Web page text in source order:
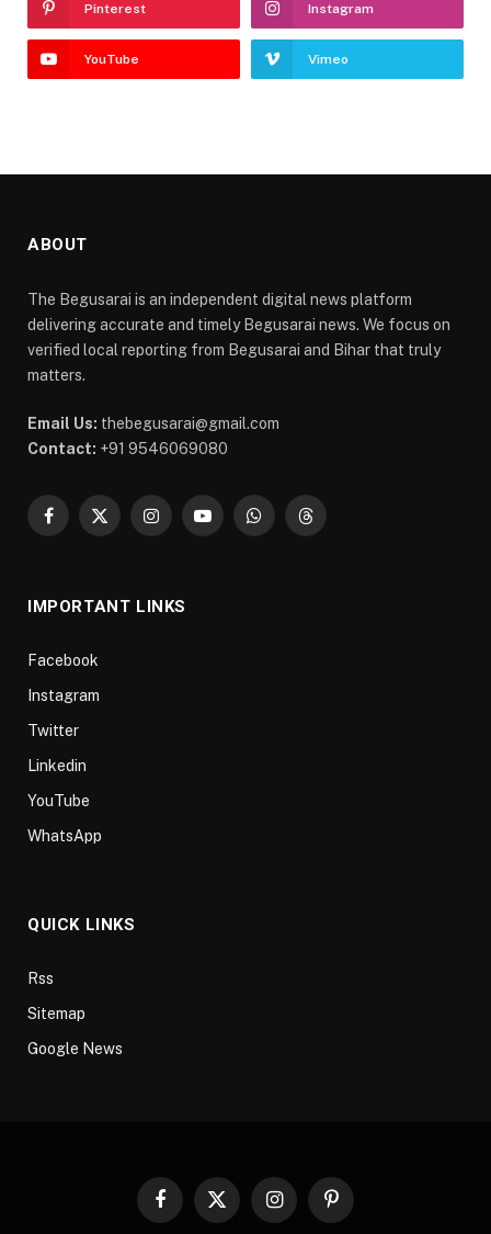
Pinterest Instagram
YouTube Vimeo
ABOUT
The Begusarai is an independent digital news platform
delivering accurate and timely Begusarai news. We focus on
verified local reporting from Begusarai and Bihar that truly
matters.
Email Us: thebegusarai@gmail.com
Contact: +91 9546069080
Facebook
X
InstagramYouTubeWhatsAppThreads
IMPORTANT LINKS
Facebook
Instagram
Twitter
Linkedin
YouTube
WhatsApp
QUICK LINKS
Rss
Sitemap
Google News
Facebook
X
InstagramPinterest